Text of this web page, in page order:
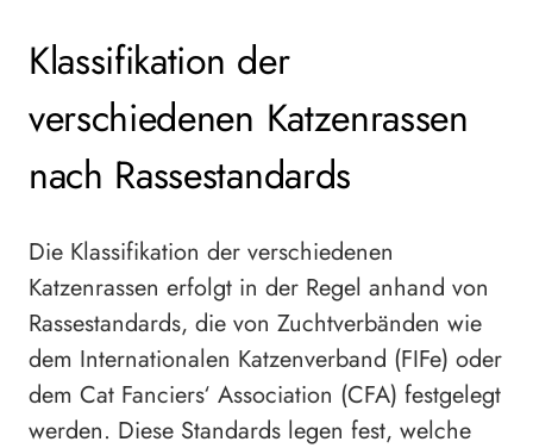
Klassifikation der
verschiedenen Katzenrassen
nach Rassestandards
Die Klassifikation der verschiedenen
Katzenrassen erfolgt in der Regel anhand von
Rassestandards, die von Zuchtverbänden wie
dem Internationalen Katzenverband (FIFe) oder
dem Cat Fanciers‘ Association (CFA) festgelegt
werden. Diese Standards legen fest, welche